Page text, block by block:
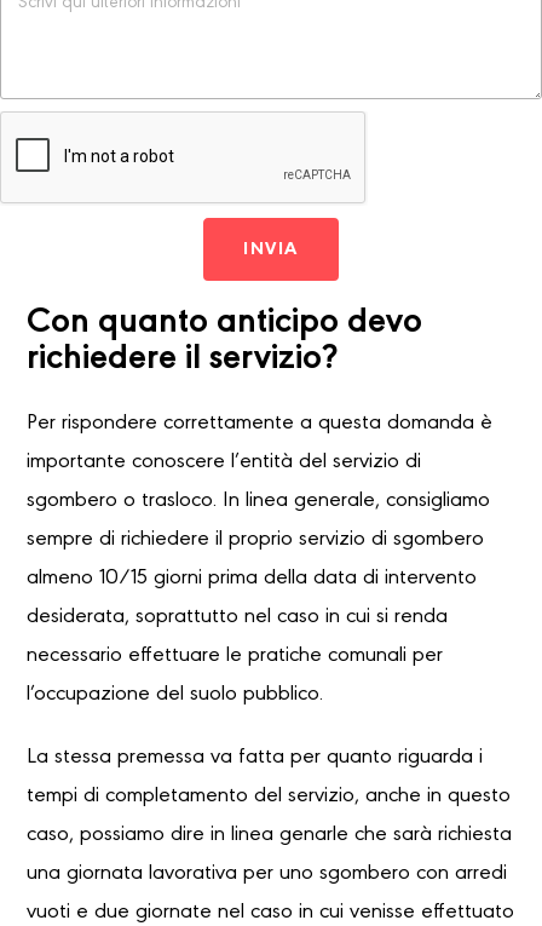
INVIA
Con quanto anticipo devo
richiedere il servizio?
Per rispondere correttamente a questa domanda è
importante conoscere l’entità del servizio di
sgombero o trasloco. In linea generale, consigliamo
sempre di richiedere il proprio servizio di sgombero
almeno 10/15 giorni prima della data di intervento
desiderata, soprattutto nel caso in cui si renda
necessario effettuare le pratiche comunali per
l’occupazione del suolo pubblico.
La stessa premessa va fatta per quanto riguarda i
tempi di completamento del servizio, anche in questo
caso, possiamo dire in linea genarle che sarà richiesta
una giornata lavorativa per uno sgombero con arredi
vuoti e due giornate nel caso in cui venisse effettuato